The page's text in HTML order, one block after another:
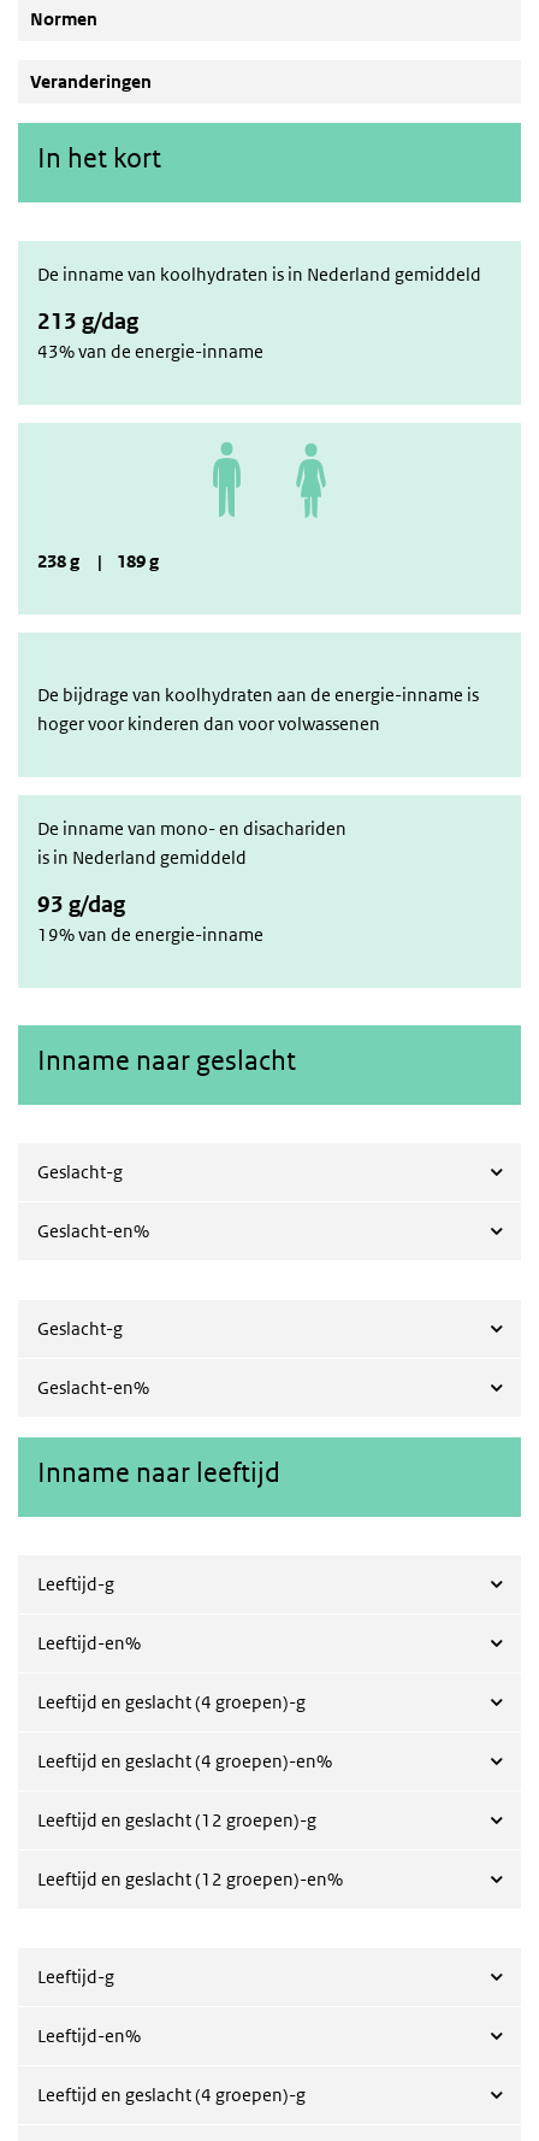
Normen
Veranderingen
In het kort
De inname van koolhydraten is in Nederland gemiddeld
213 g/dag
43% van de energie-inname
238 g | 189 g
De bijdrage van koolhydraten aan de energie-inname is
hoger voor kinderen dan voor volwassenen
De inname van mono- en disachariden
is in Nederland gemiddeld
93 g/dag
19% van de energie-inname
Inname naar geslacht
Geslacht-g
Geslacht-en%
Geslacht-g
Geslacht-en%
Inname naar leeftijd
Leeftijd-g
Leeftijd-en%
Leeftijd en geslacht (4 groepen)-g
Leeftijd en geslacht (4 groepen)-en%
Leeftijd en geslacht (12 groepen)-g
Leeftijd en geslacht (12 groepen)-en%
Leeftijd-g
Leeftijd-en%
Leeftijd en geslacht (4 groepen)-g